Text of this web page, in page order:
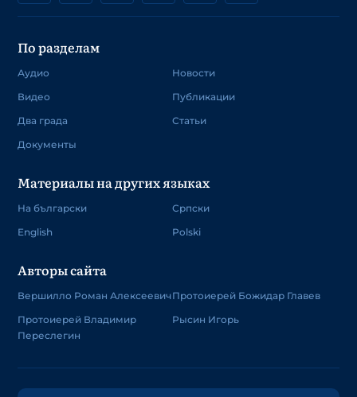
По разделам
Аудио
Видео
Два града
Документы
Новости
Публикации
Статьи
Материалы на других языках
На български
English
Српски
Polski
Авторы сайта
Вершилло Роман Алексеевич
Протоиерей Владимир
Переслегин
Протоиерей Божидар Главев
Рысин Игорь